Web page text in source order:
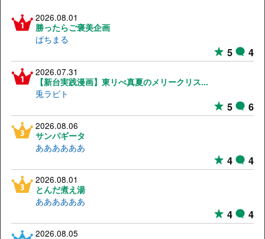
2026.08.01
勝ったらご褒美企画
ぱちまる
5 4
2026.07.31
【新台実践漫画】東リべ真夏のメリークリス...
兎ラビト
5 6
2026.08.06
サンパギータ
ああああああ
4 4
2026.08.01
とんだ煮え湯
ああああああ
4 4
2026.08.05